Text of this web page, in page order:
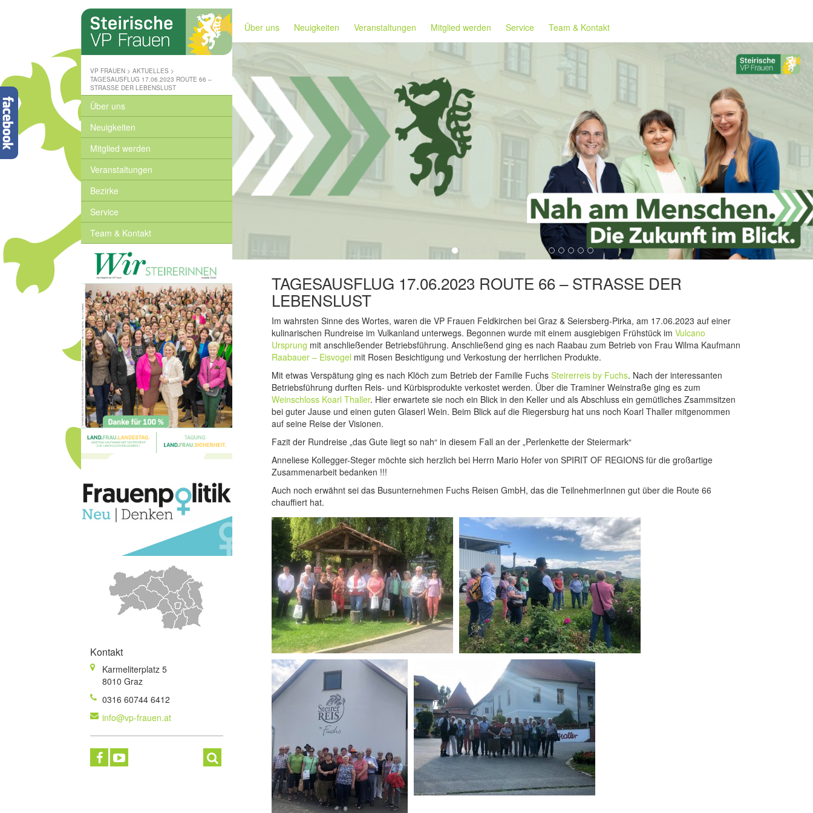
Steirische
Volkspartei
Wo
wir
zuhause
sind
www.stvp.at
VP FRAUEN >AKTUELLES >
TAGESAUSFLUG 17.06.2023 ROUTE 66 –
STRASSE DER LEBENSLUST
Über uns
Neuigkeiten
Mitglied werden
Veranstaltungen
Bezirke
Service
Team & Kontakt
Kontakt
Karmeliterplatz 5
8010 Graz
0316 60744 6412
info@vp-frauen.at
Über uns Neuigkeiten Veranstaltungen Mitglied werden Service Team & Kontakt
TAGESAUSFLUG 17.06.2023 ROUTE 66 – STRASSE DER L
EBENSLUST
Im wahrsten Sinne des Wortes, waren die VP Frauen Feldkirchen bei Graz & Seiersberg-Pirka, am 17.06.2023 auf einer
kulinarischen Rundreise im Vulkanland unterwegs. Begonnen wurde mit einem ausgiebigen Frühstück imVulcano
Ursprung mit anschließender Betriebsführung. Anschließend ging es nach Raabau zum Betrieb von Frau Wilma Kaufmann
Raabauer – Eisvogel mit Rosen Besichtigung und Verkostung der herrlichen Produkte.
Mit etwas Verspätung ging es nach Klöch zum Betrieb der Familie FuchsSteirerreis by Fuchs. Nach der interessanten
Betriebsführung durften Reis- und Kürbisprodukte verkostet werden. Über die Traminer Weinstraße ging es zum
Weinschloss Koarl Thaller. Hier erwartete sie noch ein Blick in den Keller und als Abschluss ein gemütliches Zsammsitzen
bei guter Jause und einen guten Glaserl Wein. Beim Blick auf die Riegersburg hat uns noch Koarl Thaller mitgenommen
auf seine Reise der Visionen.
Fazit der Rundreise „das Gute liegt so nah“ in diesem Fall an der „Perlenkette der Steiermark“
Anneliese Kollegger-Steger möchte sich herzlich bei Herrn Mario Hofer von SPIRIT OF REGIONS für die großartige
Zusammenarbeit bedanken !!!
Auch noch erwähnt sei das Busunternehmen Fuchs Reisen GmbH, das die TeilnehmerInnen gut über die Route 66
chauffiert hat.